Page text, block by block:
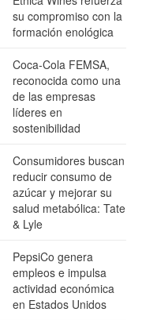
su compromiso con la
formación enológica
Coca-Cola FEMSA,
reconocida como una
de las empresas
líderes en
sostenibilidad
Consumidores buscan
reducir consumo de
azúcar y mejorar su
salud metabólica: Tate
& Lyle
PepsiCo genera
empleos e impulsa
actividad económica
en Estados Unidos